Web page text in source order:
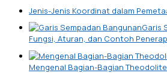
Jenis-Jenis Koordinat dalam
Garis
Fungsi, Aturan, dan Contoh
Mengenal Bagian-Bagian